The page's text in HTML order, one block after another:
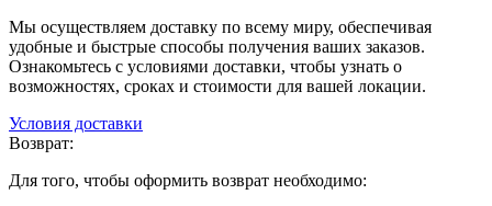
Мы осуществляем доставку по всему миру, обеспечивая
удобные и быстрые способы получения ваших заказов.
Ознакомьтесь с условиями доставки, чтобы узнать о
возможностях, сроках и стоимости для вашей локации.
Условия доставки
Возврат:
Для того, чтобы оформить возврат необходимо: